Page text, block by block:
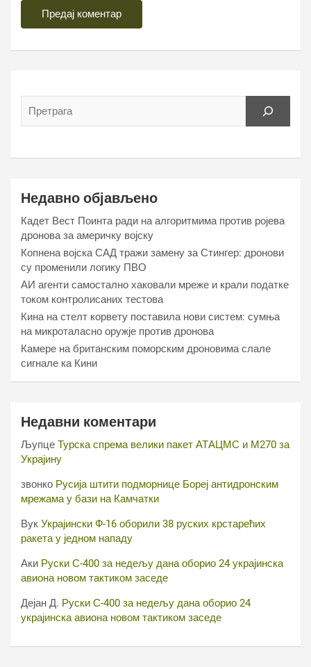
Недавно објављено
Кадет Вест Поинта ради на алгоритмима против ројева
дронова за америчку војску
Копнена војска САД тражи замену за Стингер: дронови
су променили логику ПВО
АИ агенти самостално хаковали мреже и крали податке
током контролисаних тестова
Кина на стелт корвету поставила нови систем: сумња
на микроталасно оружје против дронова
Камере на британским поморским дроновима слале
сигнале ка Кини
Недавни коментари
Љупце Турска спрема велики пакет АТАЦМС и М270 за
Украјину
звонко Русија штити подморнице Бореј антидронским
мрежама у бази на Камчатки
Вук Украјински Ф-16 оборили 38 руских крстарећих
ракета у једном нападу
Аки Руски С-400 за недељу дана оборио 24 украјинска
авиона новом тактиком заседе
Дејан Д. Руски С-400 за недељу дана оборио 24
украјинска авиона новом тактиком заседе